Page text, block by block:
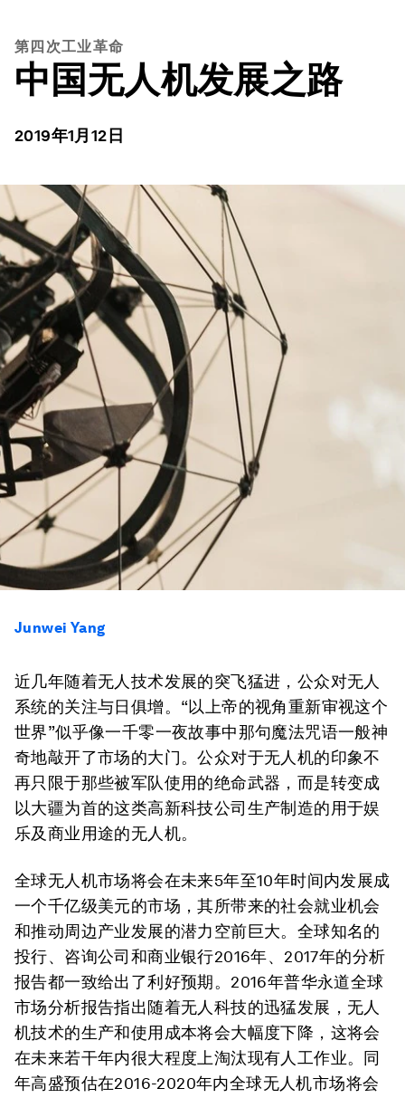
第四次工业革命
中国无人机发展之路
2019年1月12日
Junwei Yang
近几年随着无人技术发展的突飞猛进，公众对无人
系统的关注与日俱增。“以上帝的视角重新审视这个
世界”似乎像一千零一夜故事中那句魔法咒语一般神
奇地敲开了市场的大门。公众对于无人机的印象不
再只限于那些被军队使用的绝命武器，而是转变成
以大疆为首的这类高新科技公司生产制造的用于娱
乐及商业用途的无人机。
全球无人机市场将会在未来5年至10年时间内发展成
一个千亿级美元的市场，其所带来的社会就业机会
和推动周边产业发展的潜力空前巨大。全球知名的
投行、咨询公司和商业银行2016年、2017年的分析
报告都一致给出了利好预期。2016年普华永道全球
市场分析报告指出随着无人科技的迅猛发展，无人
机技术的生产和使用成本将会大幅度下降，这将会
在未来若干年内很大程度上淘汰现有人工作业。同
年高盛预估在2016-2020年内全球无人机市场将会